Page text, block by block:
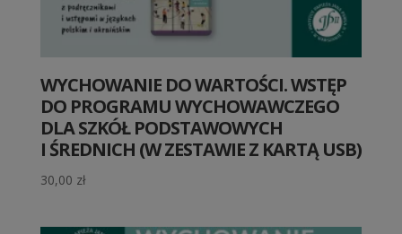
WYCHOWANIE DO WARTOŚCI. WSTĘP
DO PROGRAMU WYCHOWAWCZEGO
DLA SZKÓŁ PODSTAWOWYCH
I ŚREDNICH (W ZESTAWIE Z KARTĄ USB)
30,00 zł